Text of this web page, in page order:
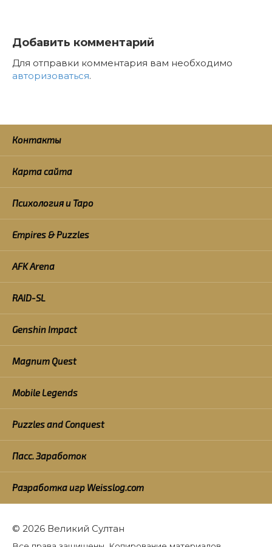
Добавить комментарий
Для отправки комментария вам необходимо
авторизоваться.
Контакты
Карта сайта
Психология и Таро
Empires & Puzzles
AFK Arena
RAID-SL
Genshin Impact
Magnum Quest
Mobile Legends
Puzzles and Conquest
Пасс. Заработок
Разработка игр Weisslog.com
© 2026 Великий Султан